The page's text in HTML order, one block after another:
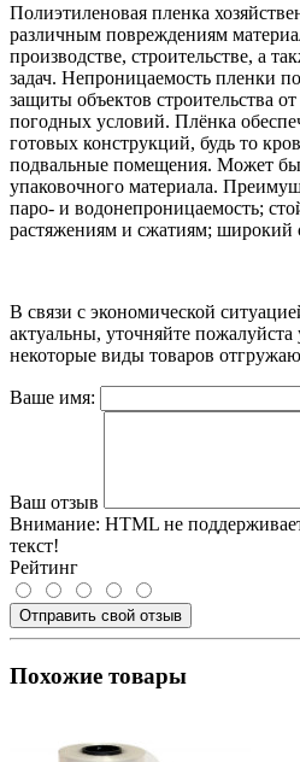
Полиэтиленовая пленка
различным повреждениям
производстве, строительстве, а
задач. Непроницаемость пленки
защиты объектов строительства
погодных условий. Плёнка
готовых конструкций, будь то
подвальные помещения. Может
упаковочного материала.
паро- и водонепроницаемость;
растяжениям и сжатиям; широкий
В связи с экономической
актуальны, уточняйте
некоторые виды товаров
Ваше имя:
Ваш отзыв
Внимание: HTML не
текст!
Рейтинг
Отправить свой отзыв
Похожие товары